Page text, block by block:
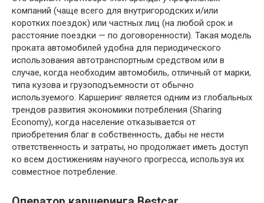
компаний (чаще всего для внутригородских и/или
коротких поездок) или частных лиц (на любой срок и
расстояние поездки — по договоренности). Такая модель
проката автомобилей удобна для периодического
использования автотранспортным средством или в
случае, когда необходим автомобиль, отличный от марки,
типа кузова и грузоподъемности от обычно
используемого. Каршеринг является одним из глобальных
трендов развития экономики потребления (Sharing
Economy), когда население отказывается от
приобретения благ в собственность, дабы не нести
ответственность и затраты, но продолжает иметь доступ
ко всем достижениям научного прогресса, используя их
совместное потребление.